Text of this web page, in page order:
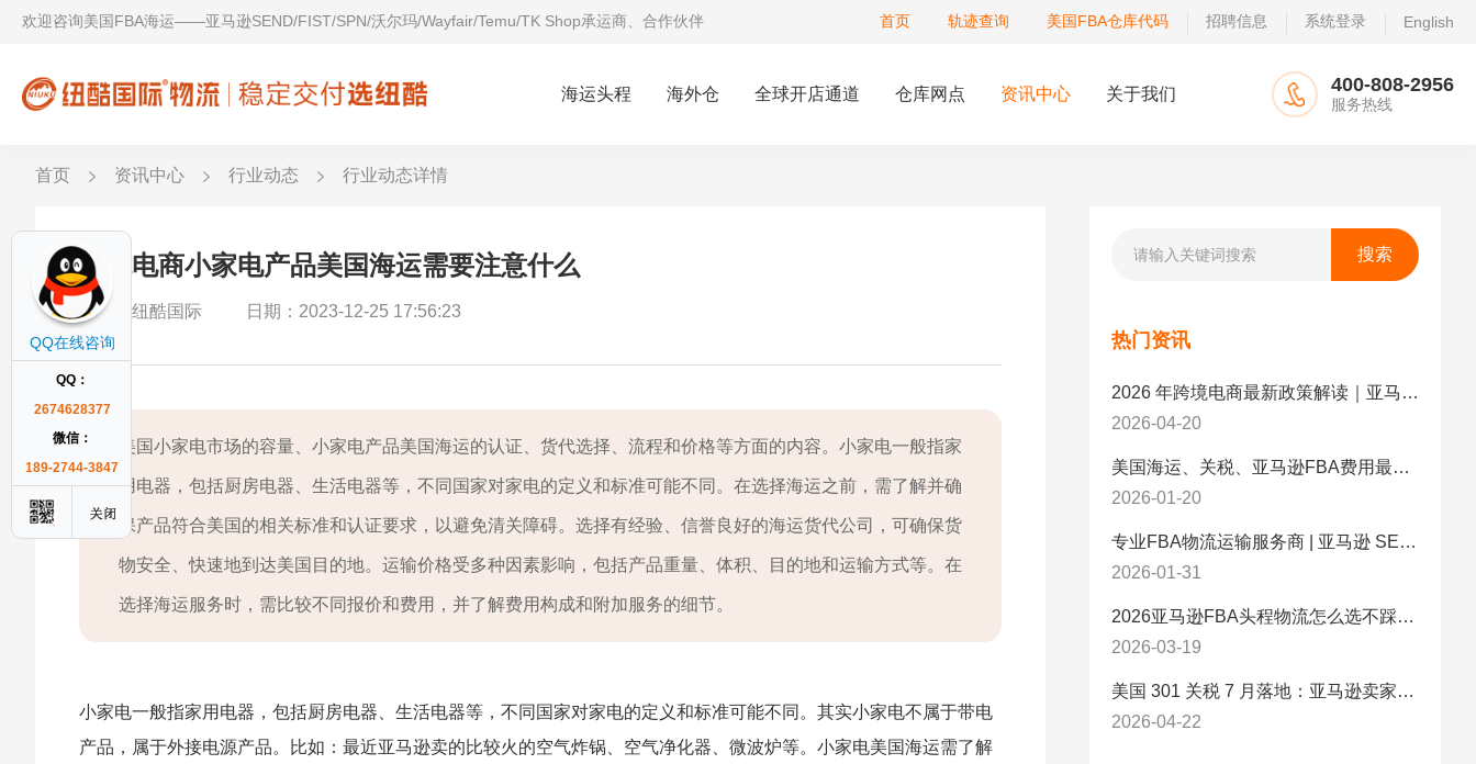
欢迎咨询美国FBA海运——亚马逊SEND/FIST/SPN/沃尔玛/Wayfair/Temu/TK Shop承运商、合作伙伴 首页 轨迹查询 美国FBA仓库代码 招聘信息 系统登录 English
海运头程 海外仓 全球开店通道 仓库网点 资讯中心 关于我们 400-808-2956
服务热线
首页 资讯中心 行业动态 行业动态详情
跨境电商小家电产品美国海运需要注意什么
作者：纽酷国际 日期：2023-12-25 17:56:23
美国小家电市场的容量、小家电产品美国海运的认证、货代选择、流程和价格等方面的内容。小家电一般指家
用电器，包括厨房电器、生活电器等，不同国家对家电的定义和标准可能不同。在选择海运之前，需了解并确
保产品符合美国的相关标准和认证要求，以避免清关障碍。选择有经验、信誉良好的海运货代公司，可确保货
物安全、快速地到达美国目的地。运输价格受多种因素影响，包括产品重量、体积、目的地和运输方式等。在
选择海运服务时，需比较不同报价和费用，并了解费用构成和附加服务的细节。
小家电一般指家用电器，包括厨房电器、生活电器等，不同国家对家电的定义和标准可能不同。其实小家电不属于带电
产品，属于外接电源产品。比如：最近亚马逊卖的比较火的空气炸锅、空气净化器、微波炉等。 小家电美国海运需了解
热门资讯
2026 年跨境电商最新政策解读｜亚马逊卖家必看：合规、成本与物流新机遇
2026-04-20
美国海运、关税、亚马逊FBA费用最新政策解读与应对策略（2026版）
2026-01-20
专业FBA物流运输服务商 | 亚马逊 SEND 官方合作伙伴纽酷国际物流
2026-01-31
2026亚马逊FBA头程物流怎么选不踩坑？SEND/FIST/SPN官方认证物流商，只有这家敢承诺“准达率第一”
2026-03-19
美国 301 关税 7 月落地：亚马逊卖家必看的 5 项合规标准与稳交付方案
2026-04-22
QQ在线咨询
QQ：
2674628377
微信：
189-2744-3847